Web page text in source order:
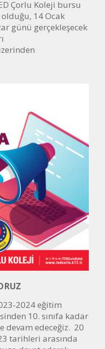
Çorlu Koleji bursu
14 Ocak
günü gerçekleşecek
2024 eğitim
10. sınıfa kadar
devam edeceğiz. 20
tarihleri arasında